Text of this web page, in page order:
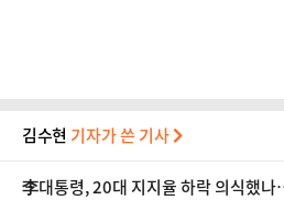
김수현 기자가 쓴 기사
李대통령, 20대 지지율 하락 의식했